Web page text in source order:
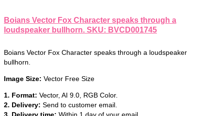
Boians Vector Fox Character speaks through a
loudspeaker bullhorn. SKU: BVCD001745
Boians Vector Fox Character speaks through a loudspeaker
bullhorn.
Image Size: Vector Free Size
1. Format: Vector, AI 9.0, RGB Color.
2. Delivery: Send to customer email.